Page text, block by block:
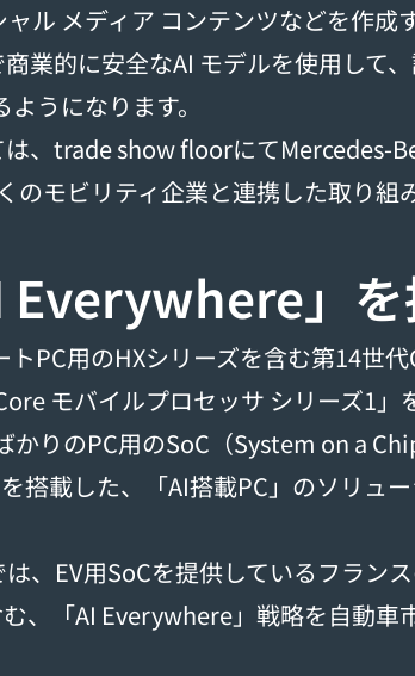
ル メディア コンテンツなどを作成
業的に安全なAI モデルを使用して
うになります。
、trade show floorにてMercedes-
のモビリティ企業と連携した取り組
」を
PC用のHXシリーズを含む第14世
モバイルプロセッサ シリーズ1」
かりのPC用のSoC（System on a
搭載した、「AI搭載PC」のソリュ
、EV用SoCを提供しているフラン
、「AI Everywhere」戦略を自動車